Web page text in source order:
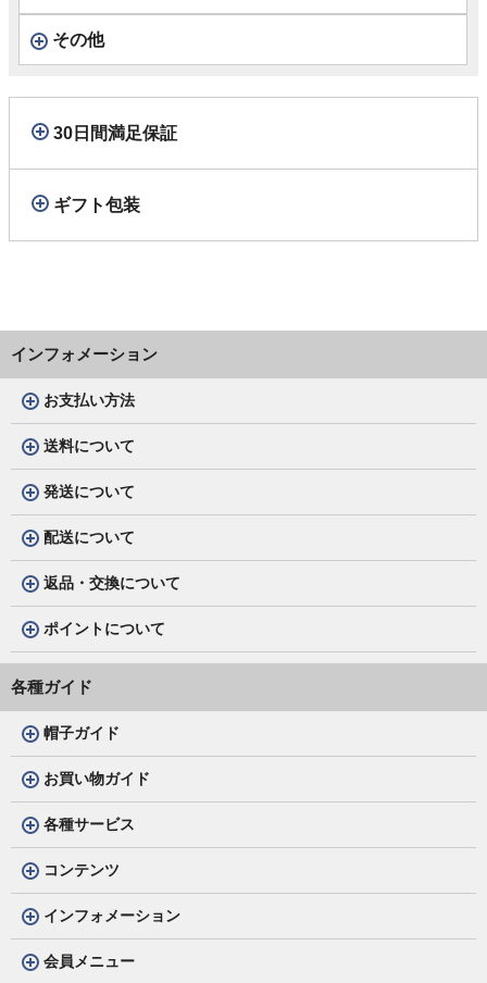
その他
30日間満足保証
ギフト包装
インフォメーション
お支払い方法
送料について
発送について
配送について
返品・交換について
ポイントについて
各種ガイド
帽子ガイド
お買い物ガイド
各種サービス
コンテンツ
インフォメーション
会員メニュー